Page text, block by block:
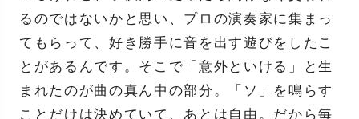
るのではないかと思い、プロの演奏家に集まっ
てもらって、好き勝手に音を出す遊びをしたこ
とがあるんです。そこで「意外といける」と生
まれたのが曲の真ん中の部分。「ソ」を鳴らす
ことだけは決めていて、あとは自由。だから毎